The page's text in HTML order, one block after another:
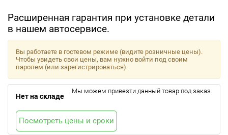
Расширенная гарантия при установке детали
в нашем автосервисе.
Вы работаете в гостевом режиме (видите розничные цены).
Чтобы увидеть свои цены, вам нужно войти под своим
паролем (или зарегистрироваться).
Нет на складе
Мы можем привезти данный товар под заказ.
Посмотреть цены и сроки